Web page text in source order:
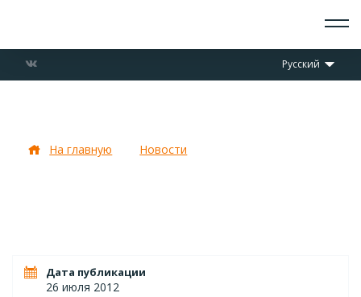
Русский
О СКАУТАХ
ОТРЯДЫ
ДОКУМЕНТЫ
На главную Новости
Дата публикации
26 июля 2012